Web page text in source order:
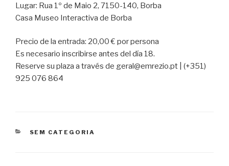
Lugar: Rua 1º de Maio 2, 7150-140, Borba
Casa Museo Interactiva de Borba
Precio de la entrada: 20,00 € por persona
Es necesario inscribirse antes del día 18.
Reserve su plaza a través de geral@emrezio.pt | (+351)
925 076 864
CATEGORÍAS
SEM CATEGORIA